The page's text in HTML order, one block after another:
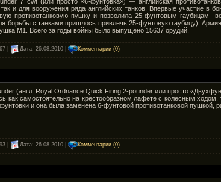
и для вооружения ряда английских танков. Впервые участие в
противотанковую пушку и позволила 25-фунтовым гаубицам
борьбы с танками пришлось привлечь 25-фунтовую гаубицу).
M1. Всего за годы войны было выпущено 15637 орудий.
| Дата: 26.08.2010 Комментарии (0)
(англ. Royal Ordnance Quick Firing 2-pounder или просто
как самостоятельно на крестообразном лафете с колёсным
и она была заменена 6-фунтовой противотанковой пушкой,
| Дата: 26.08.2010 Комментарии (0)